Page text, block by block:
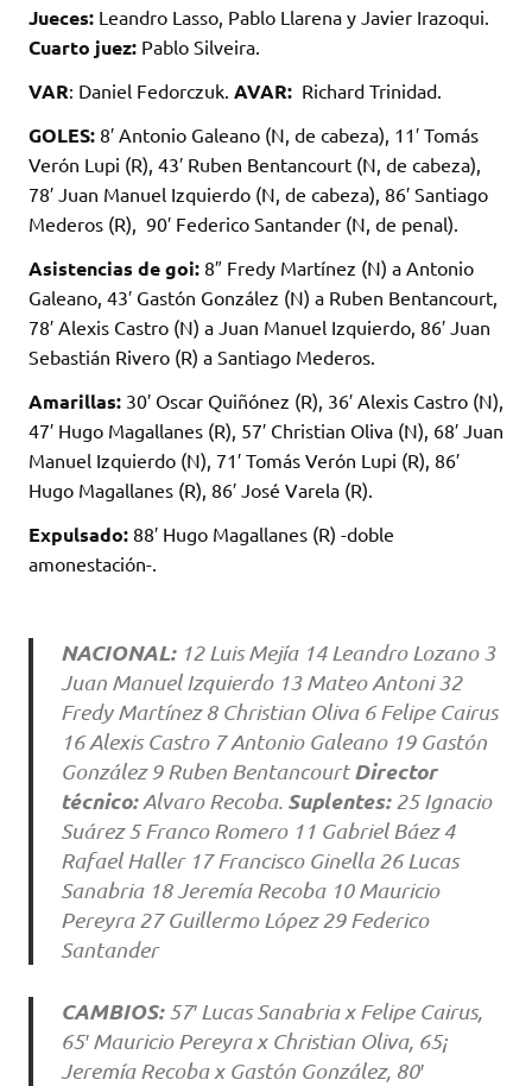
Jueces: Leandro Lasso, Pablo Llarena y Javier Irazoqui.
Cuarto juez: Pablo Silveira.
VAR: Daniel Fedorczuk. AVAR: Richard Trinidad.
GOLES: 8′ Antonio Galeano (N, de cabeza), 11′ Tomás
Verón Lupi (R), 43′ Ruben Bentancourt (N, de cabeza),
78′ Juan Manuel Izquierdo (N, de cabeza), 86′ Santiago
Mederos (R), 90′ Federico Santander (N, de penal).
Asistencias de goi: 8″ Fredy Martínez (N) a Antonio
Galeano, 43′ Gastón González (N) a Ruben Bentancourt,
78′ Alexis Castro (N) a Juan Manuel Izquierdo, 86′ Juan
Sebastián Rivero (R) a Santiago Mederos.
Amarillas: 30′ Oscar Quiñónez (R), 36′ Alexis Castro (N),
47′ Hugo Magallanes (R), 57′ Christian Oliva (N), 68′ Juan
Manuel Izquierdo (N), 71′ Tomás Verón Lupi (R), 86′
Hugo Magallanes (R), 86′ José Varela (R).
Expulsado: 88′ Hugo Magallanes (R) -doble
amonestación-.
NACIONAL: 12 Luis Mejía 14 Leandro Lozano 3
Juan Manuel Izquierdo 13 Mateo Antoni 32
Fredy Martínez 8 Christian Oliva 6 Felipe Cairus
16 Alexis Castro 7 Antonio Galeano 19 Gastón
González 9 Ruben BentancourtDirector
técnico:Alvaro Recoba. Suplentes: 25 Ignacio
Suárez 5 Franco Romero 11 Gabriel Báez 4
Rafael Haller 17 Francisco Ginella 26 Lucas
Sanabria 18 Jeremía Recoba 10 Mauricio
Pereyra 27 Guillermo López 29 Federico
Santander
CAMBIOS:57′ Lucas Sanabria x Felipe Cairus,
65′ Mauricio Pereyra x Christian Oliva, 65¡
Jeremía Recoba x Gastón González, 80′